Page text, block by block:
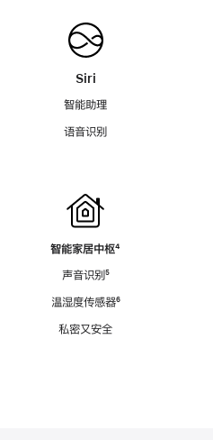
Siri
智能助理
语音识别
智能家居中枢脚
⁴
声音识别脚
⁵
温湿度传感器脚
⁶
私密又安全